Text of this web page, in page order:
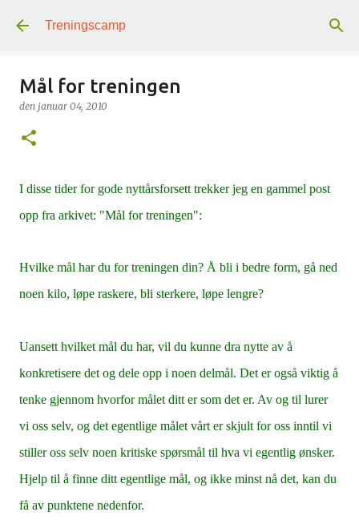
Gå til hovedinnhold
Treningscamp
Mål for treningen
den januar 04, 2010
I disse tider for gode nyttårsforsett trekker jeg en gammel post
opp fra arkivet: "Mål for treningen":
Hvilke mål har du for treningen din? Å bli i bedre form, gå ned
noen kilo, løpe raskere, bli sterkere, løpe lengre?
Uansett hvilket mål du har, vil du kunne dra nytte av å
konkretisere det og dele opp i noen delmål. Det er også viktig å
tenke gjennom hvorfor målet ditt er som det er. Av og til lurer
vi oss selv, og det egentlige målet vårt er skjult for oss inntil vi
stiller oss selv noen kritiske spørsmål til hva vi egentlig ønsker.
Hjelp til å finne ditt egentlige mål, og ikke minst nå det, kan du
få av punktene nedenfor.